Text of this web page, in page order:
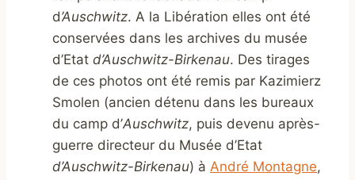
d’Auschwitz. A la Libération elles ont été
conservées dans les archives du musée
d’Etat d’Auschwitz-Birkenau. Des tirages
de ces photos ont été remis par Kazimierz
Smolen (ancien détenu dans les bureaux
du camp d’Auschwitz, puis devenu après-
guerre directeur du Musée d’Etat
d’Auschwitz-Birkenau) à André Montagne,